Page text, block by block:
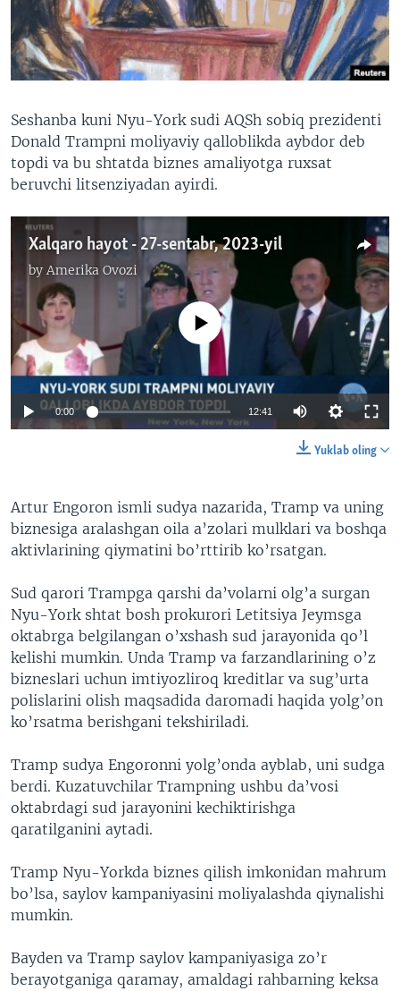
VIDEO
XABARLAR SURATLARDA
ODNOKLASSNIKI
TELEGRAM
TWITTER
SOUNDCLOUD
VOA
Seshanba kuni Nyu-York sudi AQSh sobiq prezidenti
Donald Trampni moliyaviy qalloblikda aybdor deb
topdi va bu shtatda biznes amaliyotga ruxsat
beruvchi litsenziyadan ayirdi.
Xalqaro hayot - 27-sentabr, 2023-yil
by Amerika Ovozi
No media source currently available
0:00 12:41
Yuklab oling
Artur Engoron ismli sudya nazarida, Tramp va uning
biznesiga aralashgan oila a’zolari mulklari va boshqa
aktivlarining qiymatini bo’rttirib ko’rsatgan.
Sud qarori Trampga qarshi da’volarni olg’a surgan
Nyu-York shtat bosh prokurori Letitsiya Jeymsga
oktabrga belgilangan o’xshash sud jarayonida qo’l
kelishi mumkin. Unda Tramp va farzandlarining o’z
bizneslari uchun imtiyozliroq kreditlar va sug’urta
polislarini olish maqsadida daromadi haqida yolg’on
ko’rsatma berishgani tekshiriladi.
Tramp sudya Engoronni yolg’onda ayblab, uni sudga
berdi. Kuzatuvchilar Trampning ushbu da’vosi
oktabrdagi sud jarayonini kechiktirishga
qaratilganini aytadi.
Tramp Nyu-Yorkda biznes qilish imkonidan mahrum
bo’lsa, saylov kampaniyasini moliyalashda qiynalishi
mumkin.
Bayden va Tramp saylov kampaniyasiga zo’r
berayotganiga qaramay, amaldagi rahbarning keksa